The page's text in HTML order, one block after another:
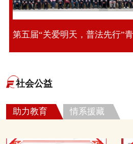
社会公益
助力教育 情系援藏